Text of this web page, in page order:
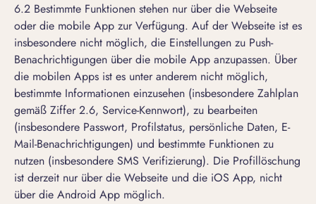
6.2 Bestimmte Funktionen stehen nur über die Webseite
oder die mobile App zur Verfügung. Auf der Webseite ist es
insbesondere nicht möglich, die Einstellungen zu Push-
Benachrichtigungen über die mobile App anzupassen. Über
die mobilen Apps ist es unter anderem nicht möglich,
bestimmte Informationen einzusehen (insbesondere Zahlplan
gemäß Ziffer 2.6, Service-Kennwort), zu bearbeiten
(insbesondere Passwort, Profilstatus, persönliche Daten, E-
Mail-Benachrichtigungen) und bestimmte Funktionen zu
nutzen (insbesondere SMS Verifizierung). Die Profillöschung
ist derzeit nur über die Webseite und die iOS App, nicht
über die Android App möglich.